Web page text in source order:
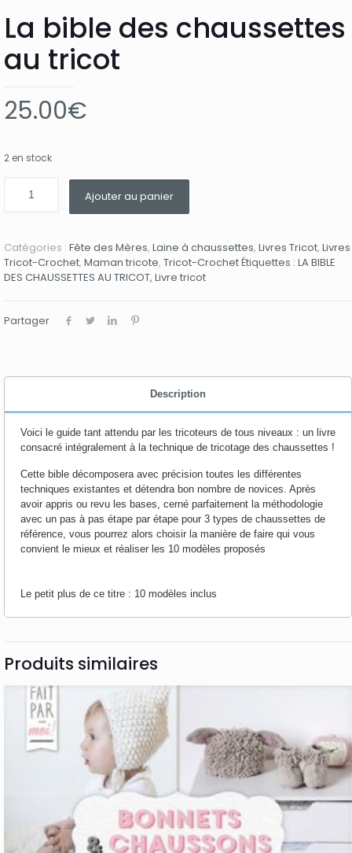
La bible des chaussettes
au tricot
25.00€
2 en stock
Ajouter au panier
Catégories : Fête des Mères, Laine à chaussettes, Livres Tricot, Livres
Tricot-Crochet, Maman tricote, Tricot-CrochetÉtiquettes : LA BIBLE
DES CHAUSSETTES AU TRICOT, Livre tricot
Partager
Description
Voici le guide tant attendu par les tricoteurs de tous niveaux : un livre
consacré intégralement à la technique de tricotage des chaussettes !
Cette bible décomposera avec précision toutes les différentes
techniques existantes et détendra bon nombre de novices. Après
avoir appris ou revu les bases, cerné parfaitement la méthodologie
avec un pas à pas étape par étape pour 3 types de chaussettes de
référence, vous pourrez alors choisir la manière de faire qui vous
convient le mieux et réaliser les 10 modèles proposés
Le petit plus de ce titre : 10 modèles inclus
Produits similaires